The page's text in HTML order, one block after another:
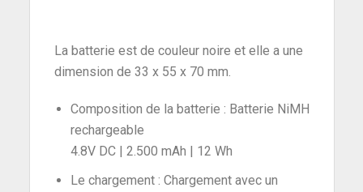
La batterie est de couleur noire et elle a une
dimension de 33 x 55 x 70 mm.
Composition de la batterie : Batterie NiMH
rechargeable
4.8V DC | 2.500 mAh | 12 Wh
Le chargement : Chargement avec un